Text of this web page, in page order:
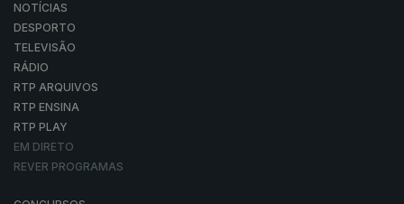
NOTÍCIAS
DESPORTO
TELEVISÃO
RÁDIO
RTP ARQUIVOS
RTP ENSINA
RTP PLAY
EM DIRETO
REVER PROGRAMAS